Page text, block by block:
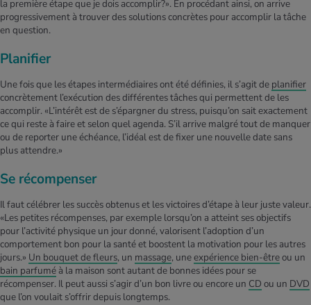
la première étape que je dois accomplir?». En procédant ainsi, on arrive
progressivement à trouver des solutions concrètes pour accomplir la tâche
en question.
Planifier
Une fois que les étapes intermédiaires ont été définies, il s’agit de planifier
concrètement l’exécution des différentes tâches qui permettent de les
accomplir. «L’intérêt est de s’épargner du stress, puisqu’on sait exactement
ce qui reste à faire et selon quel agenda. S’il arrive malgré tout de manquer
ou de reporter une échéance, l’idéal est de fixer une nouvelle date sans
plus attendre.»
Se récompenser
Il faut célébrer les succès obtenus et les victoires d’étape à leur juste valeur.
«Les petites récompenses, par exemple lorsqu’on a atteint ses objectifs
pour l’activité physique un jour donné, valorisent l’adoption d’un
comportement bon pour la santé et boostent la motivation pour les autres
jours.» Un bouquet de fleurs, un massage, uneexpérience bien-êtreou un
bain parfumé à la maison sont autant de bonnes idées pour se
récompenser. Il peut aussi s’agir d’un bon livre ou encore un CD ou un DVD
que l’on voulait s’offrir depuis longtemps.